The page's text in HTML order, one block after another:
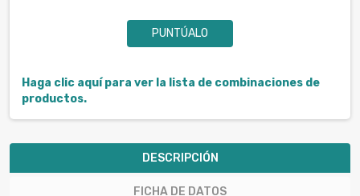
PUNTÚALO
Haga clic aquí para ver la lista de combinaciones de
productos.
DESCRIPCIÓN
FICHA DE DATOS